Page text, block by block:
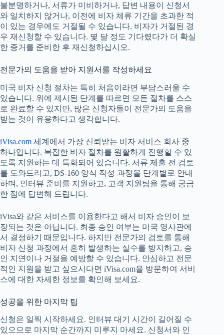
불분명하거나, 서류가 미비하거나, 답변 내용이 신청서
와 일치하지 않거나, 이전에 비자 체류 기간을 초과한 적
이 있는 경우에도 거절될 수 있습니다. 비자가 거절된 경
우 재신청할 수 있습니다. 몇 달 정도 기다렸다가 더 확실
한 증거를 준비한 후 재신청하십시오.
전문가의 도움을 받아 지원서를 작성하세요
미국 비자 신청 절차는 특히 처음이라면 부담스러울 수
있습니다. 위에 제시된 단계를 따르면 모든 절차를 스스
로 완료할 수 있지만, 많은 신청자들이 전문가의 도움을
받는 것이 유용하다고 생각합니다.
iVisa.com 세계에서 가장 신뢰받는 비자 서비스 회사 중
하나입니다. 복잡한 비자 절차를 원활하게 진행할 수 있
도록 지원하는 데 특화되어 있습니다. 서류 제출 전 검토
를 도와드리고, DS-160 양식 작성 과정을 단계별로 안내
하며, 인터뷰 준비를 지원하고, 고객 지원팀을 통해 궁금
한 점에 답변해 드립니다.
iVisa와 같은 서비스를 이용한다고 해서 비자 승인이 보
장되는 것은 아닙니다. 최종 승인 여부는 미국 영사관에
서 결정하기 때문입니다. 하지만 전문가의 검토를 통해
비자 신청 과정에서 흔히 발생하는 실수를 방지하고, 승
인 지연이나 거절을 예방할 수 있습니다. 안심하고 전문
적인 지원을 받고 싶으시다면 iVisa.com을 방문하여 서비
스에 대한 자세한 정보를 확인해 보세요.
성공을 위한 마지막 팁
신청은 일찍 시작하세요. 인터뷰 대기 시간이 길어질 수
있으므로 마지막 순간까지 미루지 마세요. 신청서와 인